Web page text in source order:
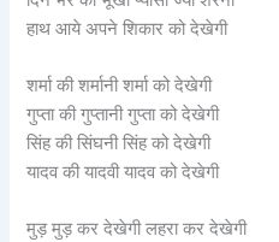
हाथ आये अपने शिकार को देखेगी
शर्मा की शर्मानी शर्मा को देखेगी
गुप्ता की गुप्तानी गुप्ता को देखेगी
सिंह की सिंघनी सिंह को देखेगी
यादव की यादवी यादव को देखेगी
मुड़ मुड़ कर देखेगी लहरा कर देखेगी